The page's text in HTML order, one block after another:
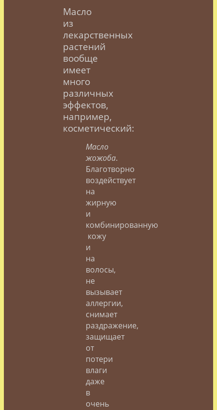
Масло
из
лекарственных
растений
вообще
имеет
много
различных
эффектов,
например,
косметический:
Масло
жожоба.
Благотворно
воздействует
на
жирную
и
комбинированную
кожу
и
на
волосы,
не
вызывает
аллергии,
снимает
раздражение,
защищает
от
потери
влаги
даже
в
очень